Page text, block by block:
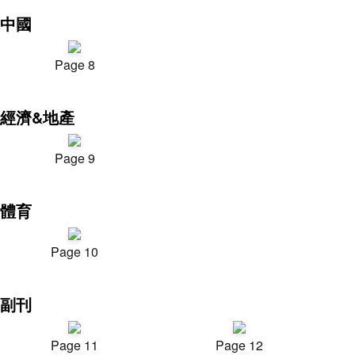
中國
Page 8
經濟&地產
Page 9
體育
Page 10
副刊
Page 11 Page 12